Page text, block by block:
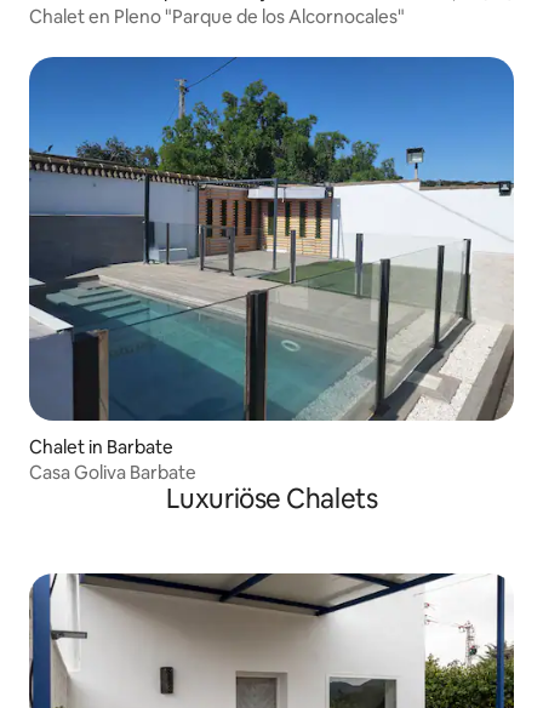
Chalet en Pleno "Parque de los Alcornocales"
Chalet in Barbate
Casa Goliva Barbate
Luxuriöse Chalets